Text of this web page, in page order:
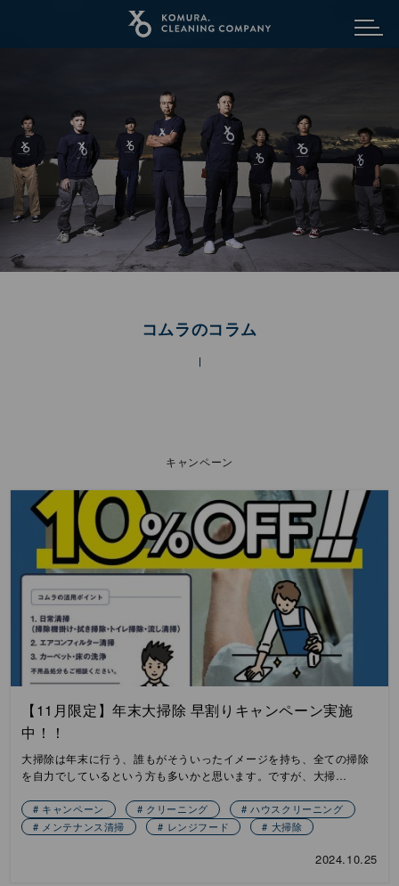
メニ
コムラのコラム
キャンペーン
【11月限定】年末大掃除 早割りキャンペーン実施
中！！
大掃除は年末に行う、誰もがそういったイメージを持ち、全ての掃除
を自力でしているという方も多いかと思います。ですが、大掃…
キャンペーン クリーニング
ハウスクリーニング
メンテナンス清掃
レンジフード 大掃除
2024.10.25